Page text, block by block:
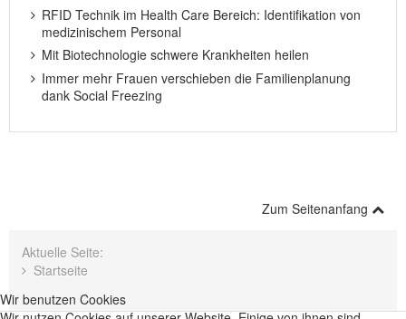
RFID Technik im Health Care Bereich: Identifikation von
medizinischem Personal
Mit Biotechnologie schwere Krankheiten heilen
Immer mehr Frauen verschieben die Familienplanung
dank Social Freezing
Zum Seitenanfang
Aktuelle Seite:
Startseite
Wir benutzen Cookies